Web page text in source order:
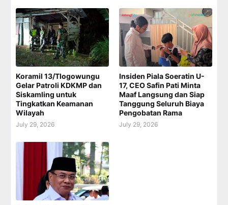
Koramil 13/Tlogowungu
Gelar Patroli KDKMP dan
Siskamling untuk
Tingkatkan Keamanan
Wilayah
July 29, 2026
Insiden Piala Soeratin U-
17, CEO Safin Pati Minta
Maaf Langsung dan Siap
Tanggung Seluruh Biaya
Pengobatan Rama
July 29, 2026